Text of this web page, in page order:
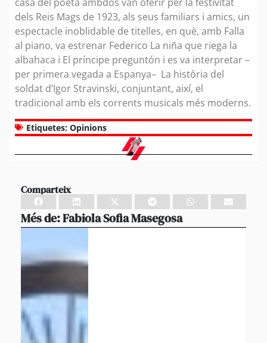
dels Reis Mags de 1923, als seus familiars i amics, un
espectacle inoblidable de titelles, en què, amb Falla
al piano, va estrenar Federico La niña que riega la
albahaca i El príncipe preguntón i es va interpretar –
per primera vegada a Espanya– La història del
soldat d’Igor Stravinski, conjuntant, així, el
tradicional amb els corrents musicals més moderns.
Etiquetes: Opinions
Comparteix
Més de:Fabiola Sofia Masegosa